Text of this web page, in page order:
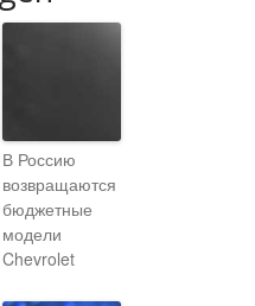
В Россию
возвращаются
бюджетные
модели
Chevrolet